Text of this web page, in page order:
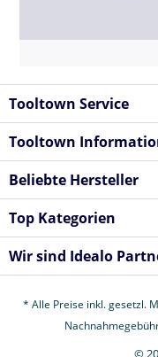
Tooltown Service
Tooltown
Beliebte Hersteller
Top Kategorien
Wir sind Idealo
* Alle Preise inkl. gesetzl.
©